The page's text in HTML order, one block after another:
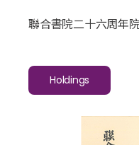
聯合書院二十六周年
Holdings